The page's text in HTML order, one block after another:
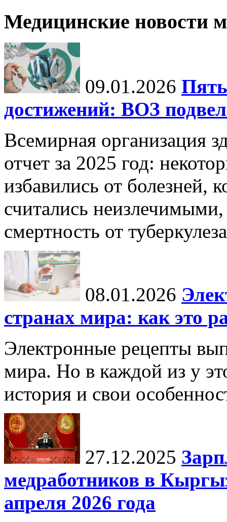
Медицинские новости
09.01.2026
достижений: ВОЗ
Всемирная организация
отчет за 2025 год:
избавились от болезней,
считались неизлечимыми,
смертность от
08.01.2026
странах мира: как это
Электронные рецепты
мира. Но в каждой из у
история и свои
27.12.2025
медработников в
апреля 2026 года